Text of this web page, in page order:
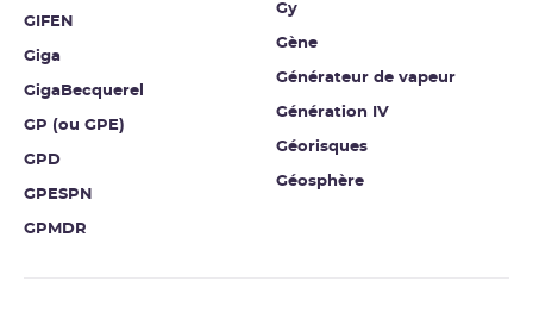
GIFEN
Giga
GigaBecquerel
GP (ou GPE)
GPD
GPESPN
GPMDR
Gy
Gène
Générateur de vapeur
Génération IV
Géorisques
Géosphère